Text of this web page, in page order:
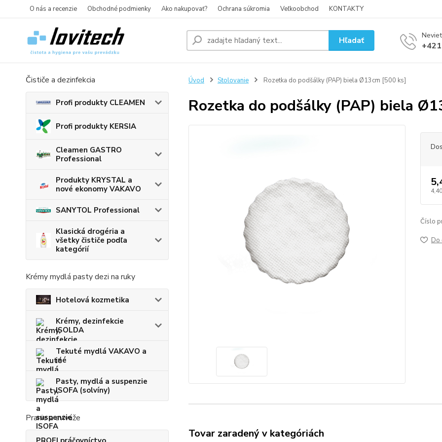
O nás a recenzie Obchodné podmienky Ako nakupovať? Ochrana súkromia Veľkoobchod KONTAKTY
Hľadať
Čističe a dezinfekcia
Profi produkty CLEAMEN
Profi produkty KERSIA
Cleamen GASTRO
Professional
Produkty KRYSTAL a
nové ekonomy VAKAVO
SANYTOL Professional
Klasická drogéria a
všetky čističe podľa
kategórií
Krémy mydlá pasty dezi na ruky
Hotelová kozmetika
Krémy, dezinfekcie
ISOLDA
Tekuté mydlá VAKAVO a
iné
Pasty, mydlá a suspenzie
ISOFA (solvíny)
Pranie a aviváže
Úvod Stolovanie Rozetka do podšálky (PAP) biela Ø13cm [500 ks]
Rozetka do podšálky (PAP) biela
Číslo
Do
Tovar zaradený v kategóriách